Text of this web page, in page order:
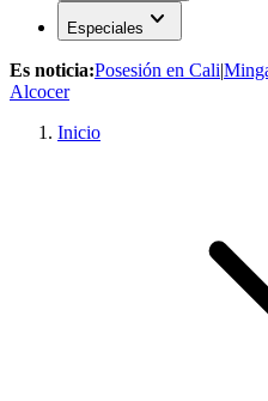
Especiales expand_more
Es noticia:Posesión en Cali|
Alcocer
Inicio